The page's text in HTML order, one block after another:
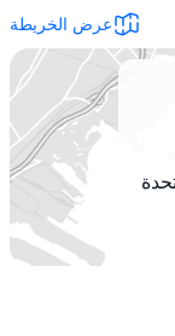
عرض الخريطة